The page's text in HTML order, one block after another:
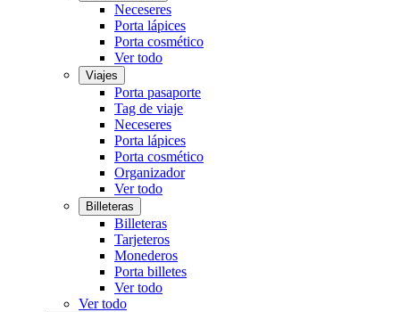
Neceseres
Porta lápices
Porta cosmético
Ver todo
Viajes
Porta pasaporte
Tag de viaje
Neceseres
Porta lápices
Porta cosmético
Organizador
Ver todo
Billeteras
Billeteras
Tarjeteros
Monederos
Porta billetes
Ver todo
Ver todo